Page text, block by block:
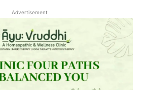
Advertisement